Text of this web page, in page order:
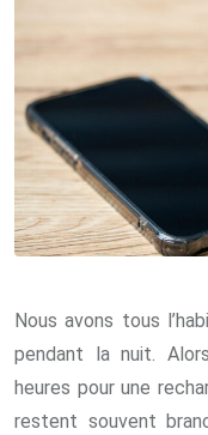
Nous avons tous
pendant la nuit.
heures pour une
restent souvent